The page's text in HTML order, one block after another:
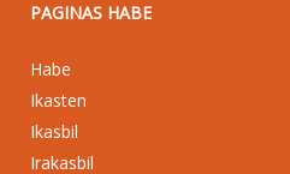
PAGINAS HABE
Habe
Ikasten
Ikasbil
Irakasbil